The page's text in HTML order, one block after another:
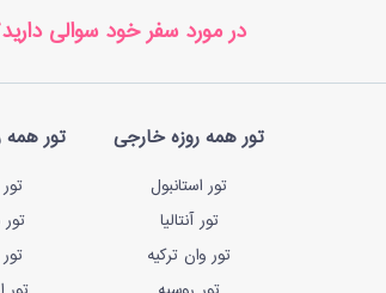
در مورد سفر خود سوالی
تور همه روزه خارجی
تور استانبول
تور آنتالیا
تور وان ترکیه
تور همه